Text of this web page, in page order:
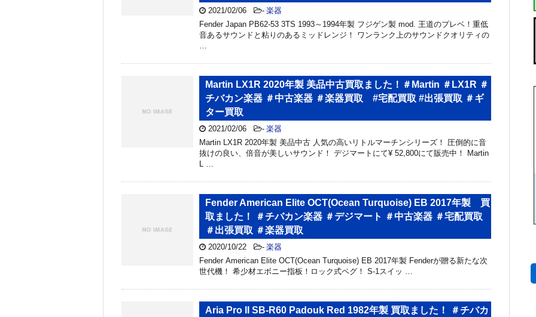
2021/02/06 - 楽器
Fender Japan PB62-53 3TS 1993～1994年製 フジゲン製 mod. 王道のプレベ！重低
音あるサウンドと粘りのあるミッドレンジ！ ワンランク上のサウンドクオリティの
…
Martin LX1R 2020年製 美品中古買取ました！＃Martin ＃LX1R ＃
チバカン楽器 ＃中古楽器 ＃楽器買取 #宅配買取 #出張買取 ＃ギ
ター買取
2021/02/06 - 楽器
Martin LX1R 2020年製 美品中古 人気の高いリトルマーチンシリーズ！ 圧倒的に音
抜けの良い、倍音が美しいサウンド！ デジマートにて¥ 52,800にて販売中！ Martin
L …
Fender American Elite OCT(Ocean Turquoise) EB 2017年製 買
取ました！ ＃チバカン楽器 ＃デジマート ＃中古楽器 ＃宅配買取
＃出張買取 ＃楽器買取
2020/10/22 - 楽器
Fender American Elite OCT(Ocean Turquoise) EB 2017年製 Fenderが贈る新たな次
世代機！ 希少材エボニー指板！ロック式ペグ！ S-1スイッ …
Aria Pro II SB-R60 Padouk Red 1982年製 買取ました！ ＃チバカ